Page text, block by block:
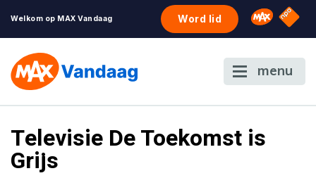
Welkom op MAX Vandaag Word lid Omroep
NPO
menu
Televisie De Toekomst is
Grijs